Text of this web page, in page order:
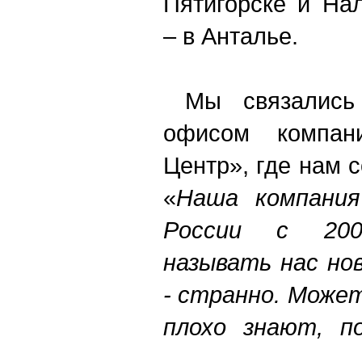
– в Анталье.
Мы связались
офисом
Центр», где нам
«Наша
России с
называть нас
- странно.
плохо знают,